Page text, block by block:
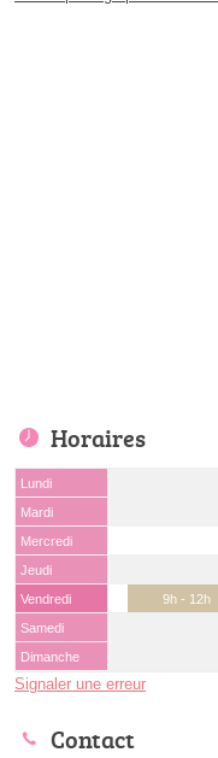
Horaires
Lundi
Mardi
Mercredi
Jeudi
Vendredi
9h - 12h
Samedi
Dimanche
Signaler une erreur
Contact